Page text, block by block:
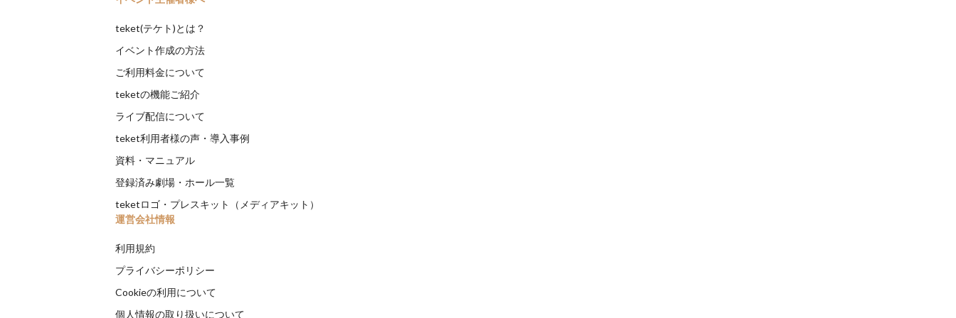
teket(テケト)とは？
イベント作成の方法
ご利用料金について
teketの機能ご紹介
ライブ配信について
teket利用者様の声・導入事例
資料・マニュアル
登録済み劇場・ホール一覧
teketロゴ・プレスキット（メディアキット）
運営会社情報
利用規約
プライバシーポリシー
Cookieの利用について
個人情報の取り扱いについて